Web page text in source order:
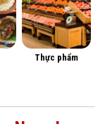
Thực phẩm